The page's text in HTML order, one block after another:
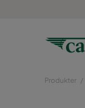
Produkter